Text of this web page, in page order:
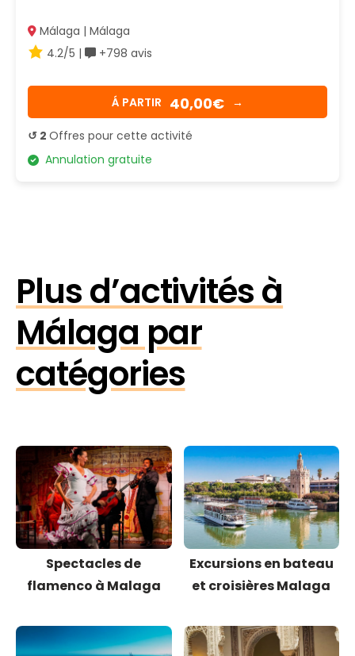
Málaga | Málaga
4.2/5 |
+798 avis
Á PARTIR 40,00€ →
↺ 2 Offres pour cette activité
Annulation gratuite
Plus d’activités à
Málaga par
catégories
Spectacles de
flamenco à Malaga
Excursions en bateau
et croisières Malaga